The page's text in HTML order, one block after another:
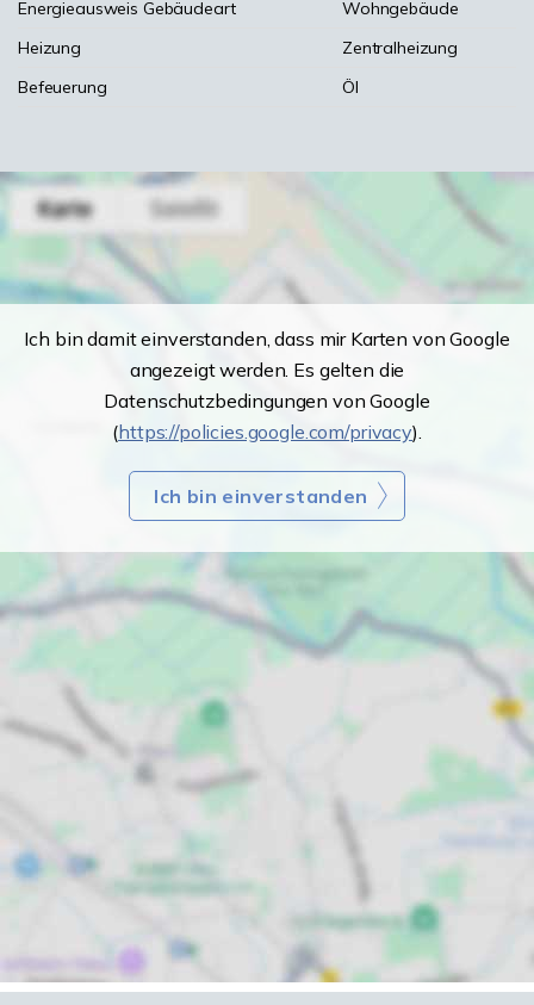
Energieausweis Gebäudeart
Wohngebäude
Heizung
Zentralheizung
Befeuerung
Öl
Ich bin damit einverstanden, dass mir Karten von Google
angezeigt werden. Es gelten die
Datenschutzbedingungen von Google
(https://policies.google.com/privacy).
Ich bin einverstanden